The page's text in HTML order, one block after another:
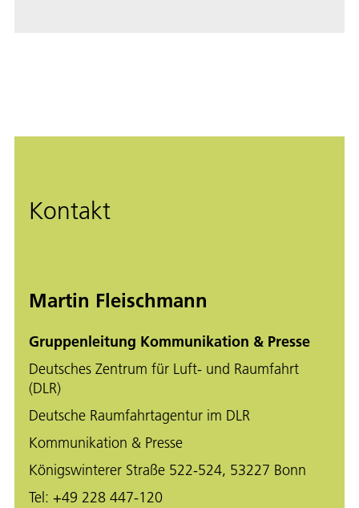
Kontakt
Martin Fleischmann
Gruppenleitung Kommunikation & Presse
Deutsches Zentrum für Luft- und Raumfahrt
(DLR)
Deutsche Raumfahrtagentur im DLR
Kommunikation & Presse
Königswinterer Straße 522-524, 53227 Bonn
Tel: +49 228 447-120